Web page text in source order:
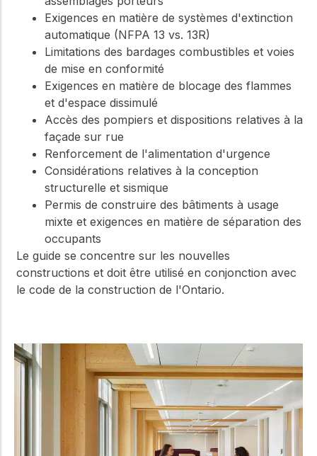
Exigences en matière de systèmes d'extinction
automatique (NFPA 13 vs. 13R)
Limitations des bardages combustibles et voies
de mise en conformité
Exigences en matière de blocage des flammes
et d'espace dissimulé
Accès des pompiers et dispositions relatives à la
façade sur rue
Renforcement de l'alimentation d'urgence
Considérations relatives à la conception
structurelle et sismique
Permis de construire des bâtiments à usage
mixte et exigences en matière de séparation des
occupants
Le guide se concentre sur les nouvelles
constructions et doit être utilisé en conjonction avec
le code de la construction de l'Ontario.